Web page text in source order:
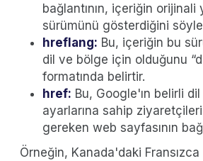
bağlantının, içeriğin orijinali
sürümünü gösterdiğini
hreflang: Bu, içeriğin bu
dil ve bölge için olduğunu
formatında belirtir.
href: Bu, Google'ın belirli
ayarlarına sahip
gereken web sayfasının
Örneğin, Kanada'daki